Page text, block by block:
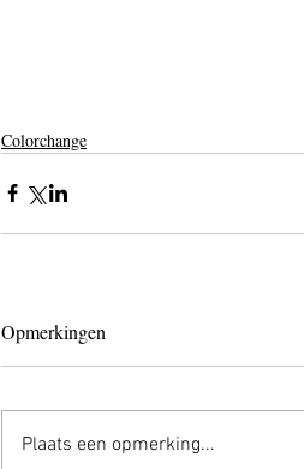
Colorchange
Opmerkingen
Plaats een opmerking...